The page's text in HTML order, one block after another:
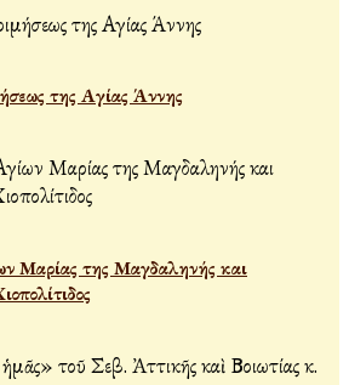
της Αγίας Άννης
Μαρίας της Μαγδαληνής και